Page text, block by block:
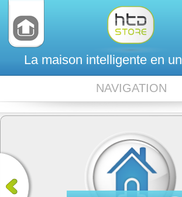
La maison intelligente en
NAVIGATION